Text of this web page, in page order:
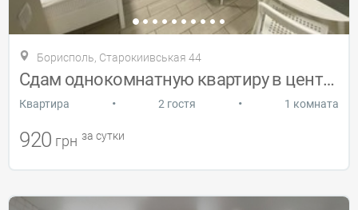
Борисполь, Старокиивськая 44
Сдам однокомнатную квартиру в центре
Квартира • 2 гостя • 1 комната
920 грн за сутки